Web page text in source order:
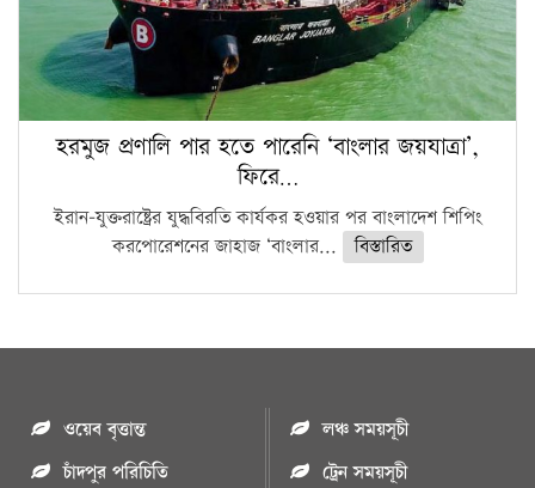
হরমুজ প্রণালি পার হতে পারেনি ‘বাংলার জয়যাত্রা’,
ফিরে…
ইরান-যুক্তরাষ্ট্রের যুদ্ধবিরতি কার্যকর হওয়ার পর বাংলাদেশ শিপিং
করপোরেশনের জাহাজ ‘বাংলার...
বিস্তারিত
ওয়েব বৃত্তান্ত
চাঁদপুর পরিচিতি
লঞ্চ সময়সূচী
ট্রেন সময়সূচী